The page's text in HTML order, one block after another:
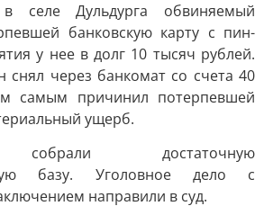
селе Дульдурга обвиняемый
банковскую карту с пин-
у нее в долг 10 тысяч рублей.
снял через банкомат со счета 40
самым причинил потерпевшей
ущерб.
собрали достаточную
базу. Уголовное дело с
направили в суд.